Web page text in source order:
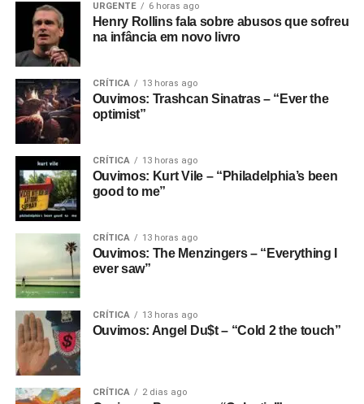
URGENTE 6 horas ago
Henry Rollins fala sobre abusos que sofreu
na infância em novo livro
CRÍTICA 13 horas ago
Ouvimos: Trashcan Sinatras – “Ever the
optimist”
CRÍTICA 13 horas ago
Ouvimos: Kurt Vile – “Philadelphia’s been
good to me”
CRÍTICA 13 horas ago
Ouvimos: The Menzingers – “Everything I
ever saw”
CRÍTICA 13 horas ago
Ouvimos: Angel Du$t – “Cold 2 the touch”
CRÍTICA 2 dias ago